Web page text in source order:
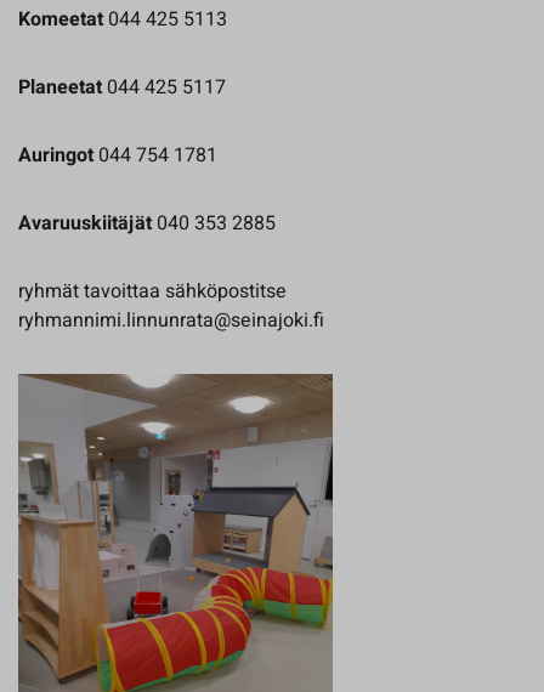
Komeetat 044 425 5113
Planeetat 044 425 5117
Auringot 044 754 1781
Avaruuskiitäjät 040 353 2885
ryhmät tavoittaa sähköpostitse
ryhmannimi.linnunrata@seinajoki.fi